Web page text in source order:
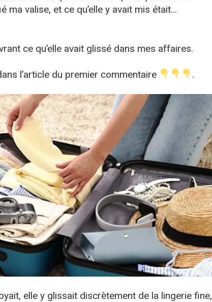
ma valise, et ce qu’elle y avait mis était…
ce qu’elle avait glissé dans mes affaires.
l’article du premier commentaire .
elle y glissait discrètement de la lingerie fine,